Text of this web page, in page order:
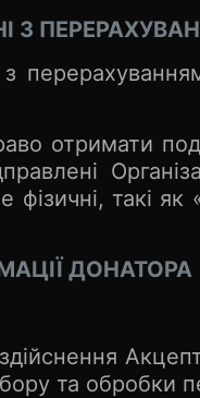
З
з
отримати
такі як
ДОНАТОРА
та обробки